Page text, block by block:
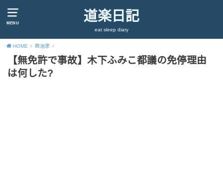
MENU 道楽日記
eat sleep diary
HOME 政治家
【無免許で事故】木下ふみこ都議の免停理由
は何した?